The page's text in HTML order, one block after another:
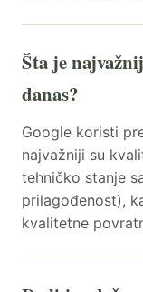
Šta je
danas?
Google koristi
najvažniji su
tehničko stanje
prilagođenost),
kvalitetne